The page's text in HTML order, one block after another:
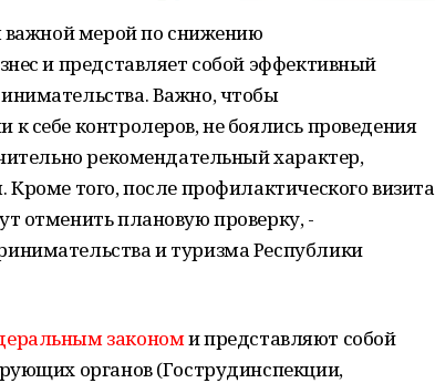
важной мерой по снижению
и представляет собой эффективный
Важно, чтобы
себе контролеров, не боялись проведения
рекомендательный характер,
того, после профилактического визита
отменить плановую проверку, -
и туризма Республики
закономи представляют собой
органов (Гострудинспекции,